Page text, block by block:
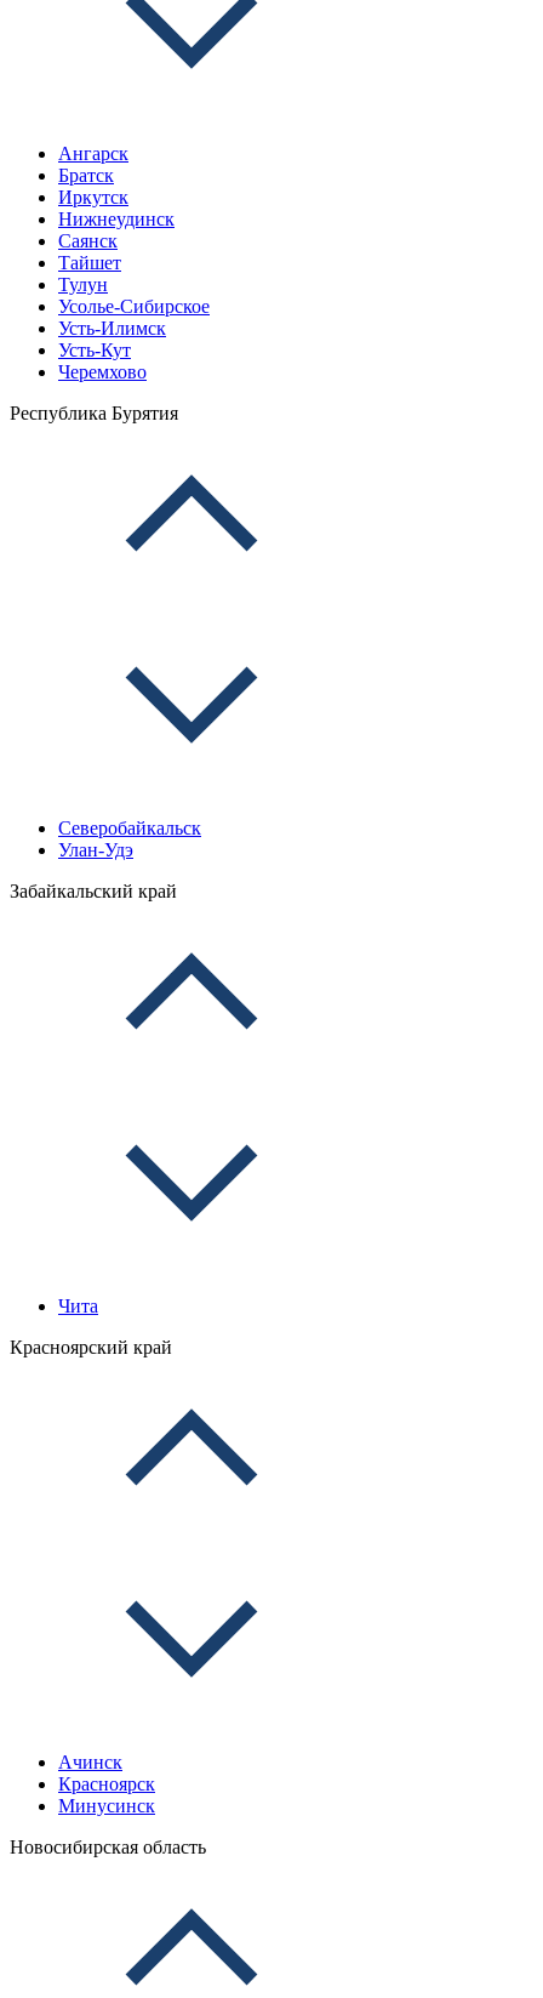
Ангарск
Братск
Иркутск
Нижнеудинск
Саянск
Тайшет
Тулун
Усолье-Сибирское
Усть-Илимск
Усть-Кут
Черемхово
Республика Бурятия
Северобайкальск
Улан-Удэ
Забайкальский край
Чита
Красноярский край
Ачинск
Красноярск
Минусинск
Новосибирская область